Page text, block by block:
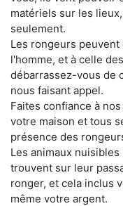
matériels sur les
seulement.
Les rongeurs
l'homme, et à celle
débarrassez-vous de
nous faisant appel.
Faites confiance à
votre maison et tous
présence des
Les animaux
trouvent sur leur
ronger, et cela inclus
même votre argent.